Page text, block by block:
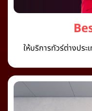
ให้บริการทัวร์ต่างปร